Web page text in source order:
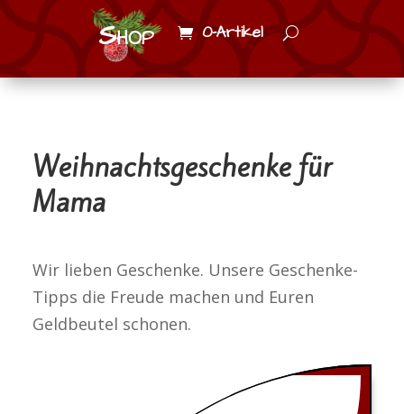
Shop 0-Artikel
Weihnachtsgeschenke für
Mama
Wir lieben Geschenke. Unsere Geschenke-
Tipps die Freude machen und Euren
Geldbeutel schonen.